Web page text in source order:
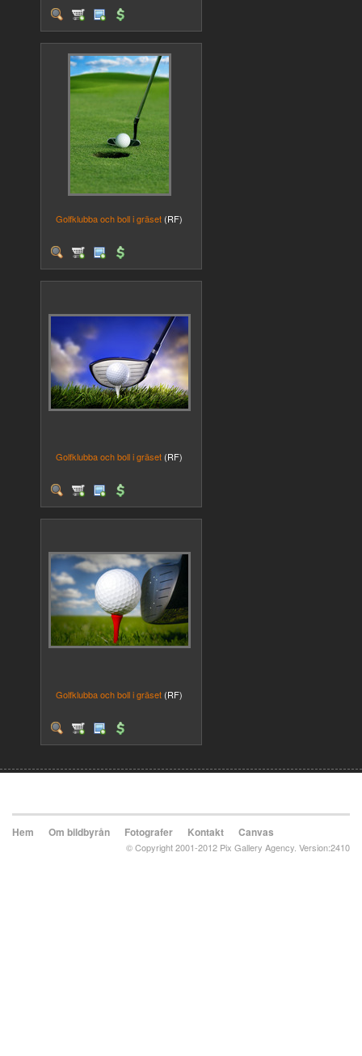
Golfklubba och boll i gräset (RF)
Golfklubba och boll i gräset (RF)
Golfklubba och boll i gräset (RF)
Hem Om bildbyrån Fotografer Kontakt Canvas
© Copyright 2001-2012 Pix Gallery Agency. Version:2410